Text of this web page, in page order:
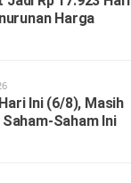
Harga
Ini (6/8), Masih
Saham Ini